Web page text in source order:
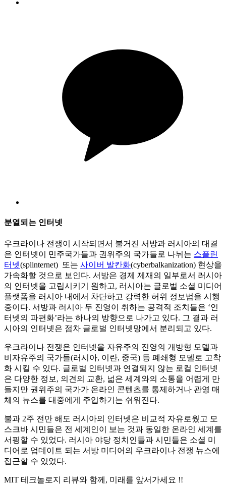
분열되는 인터넷
우크라이나 전쟁이 시작되면서 불거진 서방과 러시아의 대결
은 인터넷이 민주국가들과 권위주의 국가들로 나뉘는 스플린
터넷(splinternet) 또는 사이버 발칸화(cyberbalkanization) 현상을
가속화할 것으로 보인다. 서방은 경제 제재의 일부로서 러시아
의 인터넷을 고립시키기 원하고, 러시아는 글로벌 소셜 미디어
플랫폼을 러시아 내에서 차단하고 강력한 허위 정보법을 시행
중이다. 서방과 러시아 두 진영이 취하는 공격적 조치들은 ‘인
터넷의 파편화’라는 하나의 방향으로 나가고 있다. 그 결과 러
시아의 인터넷은 점차 글로벌 인터넷망에서 분리되고 있다.
우크라이나 전쟁은 인터넷을 자유주의 진영의 개방형 모델과
비자유주의 국가들(러시아, 이란, 중국) 등 폐쇄형 모델로 고착
화 시킬 수 있다. 글로벌 인터넷과 연결되지 않는 로컬 인터넷
은 다양한 정보, 의견의 교환, 넓은 세계와의 소통을 어렵게 만
들지만 권위주의 국가가 온라인 콘텐츠를 통제하거나 관영 매
체의 뉴스를 대중에게 주입하기는 쉬워진다.
불과 2주 전만 해도 러시아의 인터넷은 비교적 자유로웠고 모
스크바 시민들은 전 세계인이 보는 것과 동일한 온라인 세계를
서핑할 수 있었다. 러시아 야당 정치인들과 시민들은 소셜 미
디어로 업데이트 되는 서방 미디어의 우크라이나 전쟁 뉴스에
접근할 수 있었다.
MIT 테크놀로지 리뷰와 함께, 미래를 앞서가세요 !!